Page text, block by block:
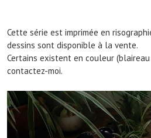
Cette série est imprimée en
dessins sont disponible à la vente.
Certains existent en couleur
contactez-moi.